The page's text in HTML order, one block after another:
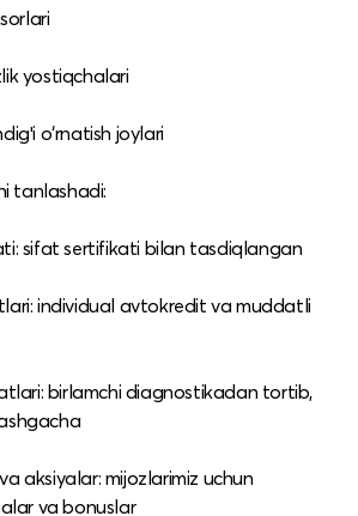
yostiqchalari
o‘rnatish joylari
tanlashadi:
sifat sertifikati bilan tasdiqlangan
individual avtokredit va muddatli
birlamchi diagnostikadan tortib,
aksiyalar: mijozlarimiz uchun
va bonuslar